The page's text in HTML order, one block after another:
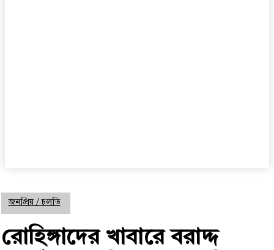
জনপ্রিয় / চলতি
রোহিঙ্গাদের খাবারে বরাদ্দ